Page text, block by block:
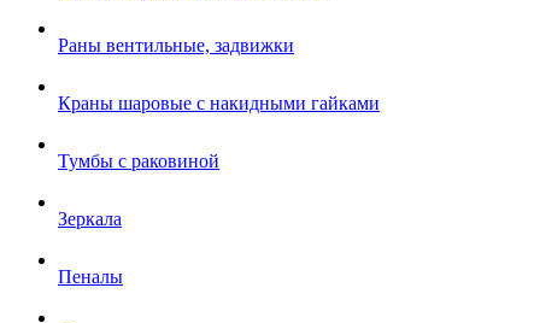
Раны вентильные, задвижки
Краны шаровые с накидными гайками
Тумбы с раковиной
Зеркала
Пеналы